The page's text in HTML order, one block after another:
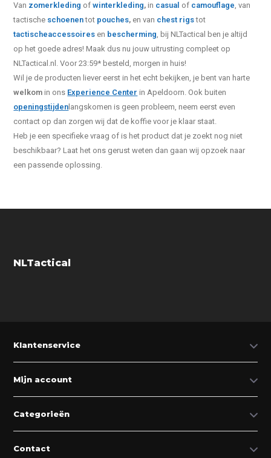
Van zomerkleding ofwinterkleding, in casual of camouflage, van
tactische schoenentot pouches, en van chest rigstot
tactischeaccessoires en bescherming, bij NLTactical ben je altijd
op het goede adres! Maak dus nu jouw uitrusting compleet op
NLTactical.nl. Voor 23:59* besteld, morgen in huis!
Wil je de producten liever eerst in het echt bekijken, je bent van harte
welkom in ons Experience Center in Apeldoorn. Ook buiten
openingstijden langskomen is geen probleem, neem eerst even
contact op dan zorgen wij dat de koffie voor je klaar staat.
Heb je een specifieke vraag of is het product dat je zoekt nog niet
beschikbaar? Laat het ons gerust weten dan gaan wij opzoek naar
een passende oplossing.
NLTactical
Klantenservice
Mijn account
Categorieën
Contact